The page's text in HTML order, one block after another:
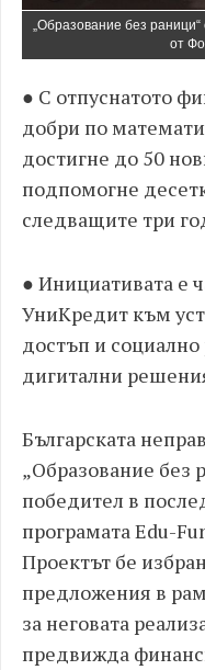
„Образование без
от
● С отпуснатото
добри по
достигне до 50
подпомогне
следващите три
● Инициативата е
УниКредит към
достъп и
дигитални
Българската
„Образование без
победител в
програмата Edu-
Проектът бе
предложения в
за неговата
предвижда